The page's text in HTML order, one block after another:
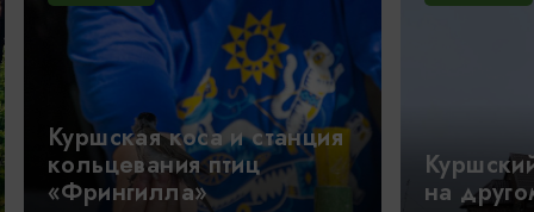
Куршская коса и станция
кольцевания птиц
«Фрингилла» на